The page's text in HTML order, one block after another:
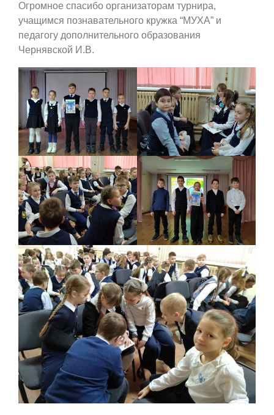
Огромное спасибо организаторам турнира,
учащимся познавательного кружка “МУХА” и
педагогу дополнительного образования
Чернявской И.В.